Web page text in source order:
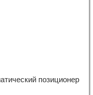
позиционер